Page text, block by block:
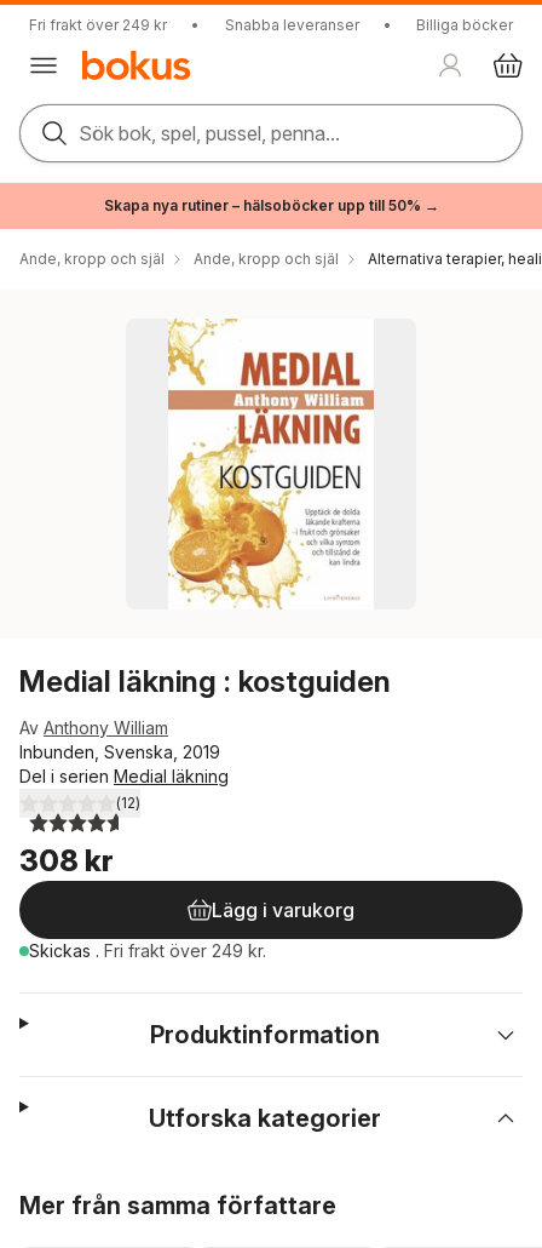
Fri frakt över 249 kr • Snabba leveranser • Billiga böcker
Sök bok, spel, pussel, penna...
Skapa nya rutiner – hälsoböcker upp till 50% →
Ande, kropp och själ Ande, kropp och själ Alternativa terapier,
Medial läkning : kostguiden
Av Anthony William
Inbunden, Svenska, 2019
Del i serien Medial läkning
4,6utav 5 stjärnor. Totalt antal röster:
(12)
308 kr
Lägg i varukorg
Skickas . Fri frakt över 249 kr.
Produktinformation
Utforska kategorier
Mer från samma författare